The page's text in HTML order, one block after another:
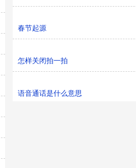
春节起源
怎样关闭拍一拍
语音通话是什么意思